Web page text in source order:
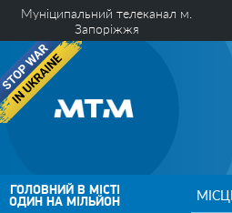
Муніципальний телеканал м.
Запоріжжя
ГОЛОВНИЙ В МІСТІ
ОДИН НА МІЛЬЙОН